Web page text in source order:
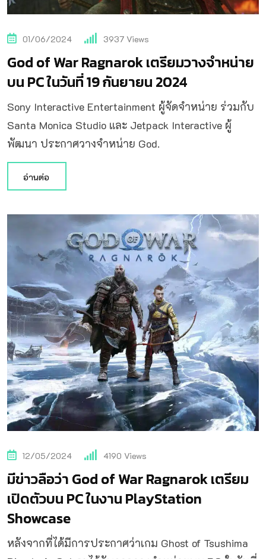
01/06/2024 3937 Views
God of War Ragnarok เตรียมวางจำหน่าย
บน PC ในวันที่ 19 กันยายน 2024
Sony Interactive Entertainment ผู้จัดจำหน่าย ร่วมกับ
Santa Monica Studio และ Jetpack Interactive ผู้
พัฒนา ประกาศวางจำหน่าย God.
อ่านต่อ
12/05/2024 4190 Views
มีข่าวลือว่า God of War Ragnarok เตรียม
เปิดตัวบน PC ในงาน PlayStation
Showcase
หลังจากที่ได้มีการประกาศว่าเกม Ghost of Tsushima